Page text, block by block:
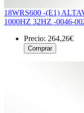
18WRS600 -(E1)
1000HZ 32HZ -0046-
Precio: 264,26€